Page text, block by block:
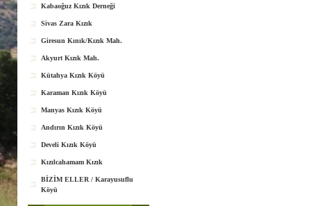
Kabaoğuz Kızık Derneği
Sivas Zara Kızık
Giresun Kınık/Kızık Mah.
Akyurt Kızık Mah.
Kütahya Kızık Köyü
Karaman Kızık Köyü
Manyas Kızık Köyü
Andırın Kızık Köyü
Develi Kızık Köyü
Kızılcahamam Kızık
BİZİM ELLER / Karayusuflu
Köyü